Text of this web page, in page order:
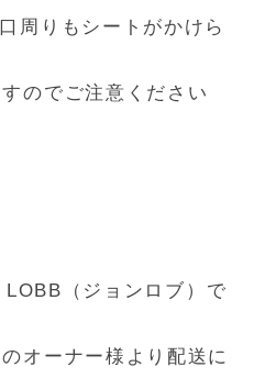
周りもシートがかけら
のでご注意ください
（ジョンロブ）で
オーナー様より配送に